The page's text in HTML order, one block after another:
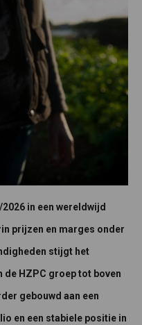
in een wereldwijd
prijzen en marges onder
stijgt het
HZPC groep tot boven
gebouwd aan een
en een stabiele positie in